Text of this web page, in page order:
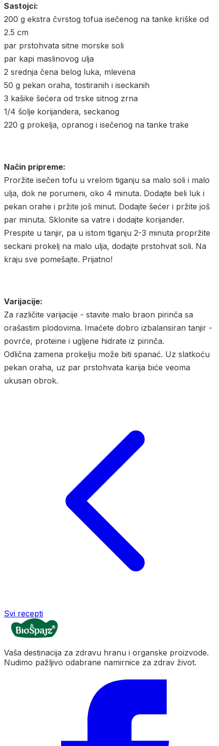
Sastojci:
200 g ekstra čvrstog tofua isečenog na tanke kriške od
2.5 cm
par prstohvata sitne morske soli
par kapi maslinovog ulja
2 srednja čena belog luka, mlevena
50 g pekan oraha, tostiranih i iseckanih
3 kašike šećera od trske sitnog zrna
1/4 šolje korijandera, seckanog
220 g prokelja, opranog i isečenog na tanke trake
Način pripreme:
Proržite isečen tofu u vrelom tiganju sa malo soli i malo
ulja, dok ne porumeni, oko 4 minuta. Dodajte beli luk i
pekan orahe i pržite još minut. Dodajte šećer i pržite još
par minuta. Sklonite sa vatre i dodajte korijander.
Prespite u tanjir, pa u istom tiganju 2-3 minuta propržite
seckani prokelj na malo ulja, dodajte prstohvat soli. Na
kraju sve pomešajte. Prijatno!
Varijacije:
Za različite varijacije - stavite malo braon pirinča sa
orašastim plodovima. Imaćete dobro izbalansiran tanjir -
povrće, proteine i ugljene hidrate iz pirinča.
Odlična zamena prokelju može biti spanać. Uz slatkoću
pekan oraha, uz par prstohvata karija biće veoma
ukusan obrok.
Svi recepti
Vaša destinacija za zdravu hranu i organske proizvode.
Nudimo pažljivo odabrane namirnice za zdrav život.